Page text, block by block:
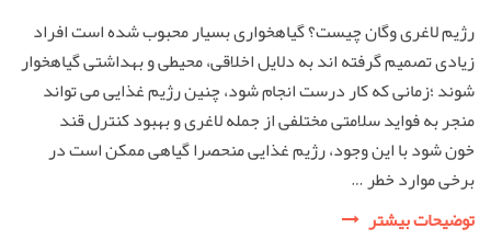
رژیم لاغری وگان چیست؟ گیاهخواری بسیار محبوب شده است افراد
زیادی تصمیم گرفته اند به دلایل اخلاقی، محیطی و بهداشتی گیاهخوار
شوند ؛زمانی که کار درست انجام شود، چنین رژیم غذایی می تواند
منجر به فواید سلامتی مختلفی از جمله لاغری و بهبود کنترل قند
خون شود با این وجود، رژیم غذایی منحصرا گیاهی ممکن است در
برخی موارد خطر …
رژیم
توضیحات بیشتر